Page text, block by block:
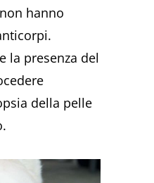
hanno
la presenza del
della pelle